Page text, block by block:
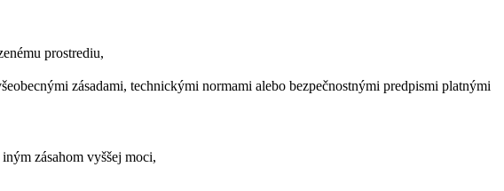
prostrediu,
zásadami, technickými normami alebo bezpečnostnými predpismi platnými
zásahom vyššej moci,